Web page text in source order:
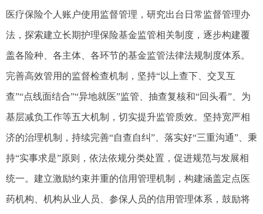
医疗保险个人账户使用监督管理，研究出台日常监督管理办
法，探索建立长期护理保险基金监管相关制度，逐步构建覆
盖各险种、各主体、各环节的基金监管法律法规制度体系。
完善高效管用的监督检查机制，坚持“以上查下、交叉互
查”“点线面结合”“异地就医”监管、抽查复核和“回头看”、为
基层减负工作等五大机制，切实提升监管质效。坚持宽严相
济的治理机制，持续完善“自查自纠”、落实好“三重沟通”、秉
持“实事求是”原则，依法依规分类处置，促进规范与发展相
统一。建立激励约束并重的信用管理机制，构建涵盖定点医
药机构、机构从业人员、参保人员的信用管理体系，鼓励将